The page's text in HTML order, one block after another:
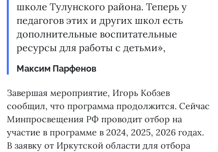
школе Тулунского района. Теперь у
педагогов этих и других школ есть
дополнительные воспитательные
ресурсы для работы с детьми»,
Максим Парфенов
Завершая мероприятие, Игорь Кобзев
сообщил, что программа продолжится. Сейчас
Минпросвещения РФ проводит отбор на
участие в программе в 2024, 2025, 2026 годах.
В заявку от Иркутской области для отбора